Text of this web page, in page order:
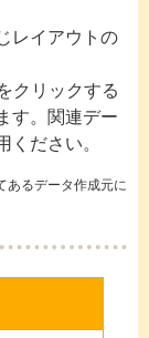
レイアウトの
クリックする
す。関連デー
ください。
あるデータ作成元に